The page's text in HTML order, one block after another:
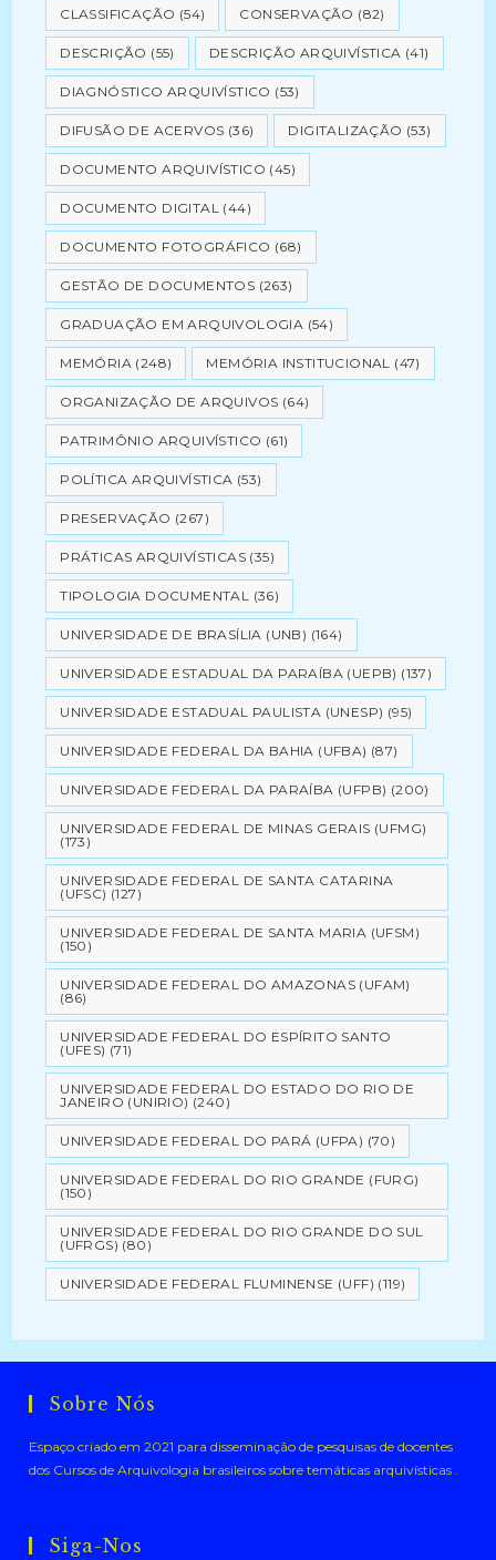
CLASSIFICAÇÃO (54) CONSERVAÇÃO (82)
DESCRIÇÃO (55) DESCRIÇÃO ARQUIVÍSTICA (41)
DIAGNÓSTICO ARQUIVÍSTICO (53)
DIFUSÃO DE ACERVOS (36) DIGITALIZAÇÃO (53)
DOCUMENTO ARQUIVÍSTICO (45)
DOCUMENTO DIGITAL (44)
DOCUMENTO FOTOGRÁFICO (68)
GESTÃO DE DOCUMENTOS (263)
GRADUAÇÃO EM ARQUIVOLOGIA (54)
MEMÓRIA (248) MEMÓRIA INSTITUCIONAL (47)
ORGANIZAÇÃO DE ARQUIVOS (64)
PATRIMÔNIO ARQUIVÍSTICO (61)
POLÍTICA ARQUIVÍSTICA (53)
PRESERVAÇÃO (267)
PRÁTICAS ARQUIVÍSTICAS (35)
TIPOLOGIA DOCUMENTAL (36)
UNIVERSIDADE DE BRASÍLIA (UNB) (164)
UNIVERSIDADE ESTADUAL DA PARAÍBA (UEPB) (137)
UNIVERSIDADE ESTADUAL PAULISTA (UNESP) (95)
UNIVERSIDADE FEDERAL DA BAHIA (UFBA) (87)
UNIVERSIDADE FEDERAL DA PARAÍBA (UFPB) (200)
UNIVERSIDADE FEDERAL DE MINAS GERAIS (UFMG)
(173)
UNIVERSIDADE FEDERAL DE SANTA CATARINA
(UFSC) (127)
UNIVERSIDADE FEDERAL DE SANTA MARIA (UFSM)
(150)
UNIVERSIDADE FEDERAL DO AMAZONAS (UFAM)
(86)
UNIVERSIDADE FEDERAL DO ESPÍRITO SANTO
(UFES) (71)
UNIVERSIDADE FEDERAL DO ESTADO DO RIO DE
JANEIRO (UNIRIO) (240)
UNIVERSIDADE FEDERAL DO PARÁ (UFPA) (70)
UNIVERSIDADE FEDERAL DO RIO GRANDE (FURG)
(150)
UNIVERSIDADE FEDERAL DO RIO GRANDE DO SUL
(UFRGS) (80)
UNIVERSIDADE FEDERAL FLUMINENSE (UFF) (119)
Sobre Nós
Espaço criado em 2021 para disseminação de pesquisas de docentes
dos Cursos de Arquivologia brasileiros sobre temáticas arquivísticas .
Siga-Nos